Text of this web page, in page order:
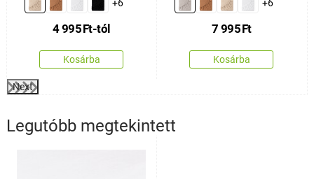
+6
4 995Ft-tól
Kosárba
+6
7 995Ft
Kosárba
Next
Legutóbb megtekintett